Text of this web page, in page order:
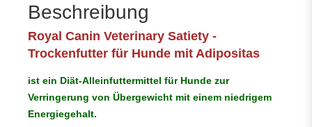
Beschreibung
Royal Canin Veterinary Satiety -
Trockenfutter für Hunde mit Adipositas
ist ein Diät-Alleinfuttermittel für Hunde zur
Verringerung von Übergewicht mit einem niedrigem
Energiegehalt.